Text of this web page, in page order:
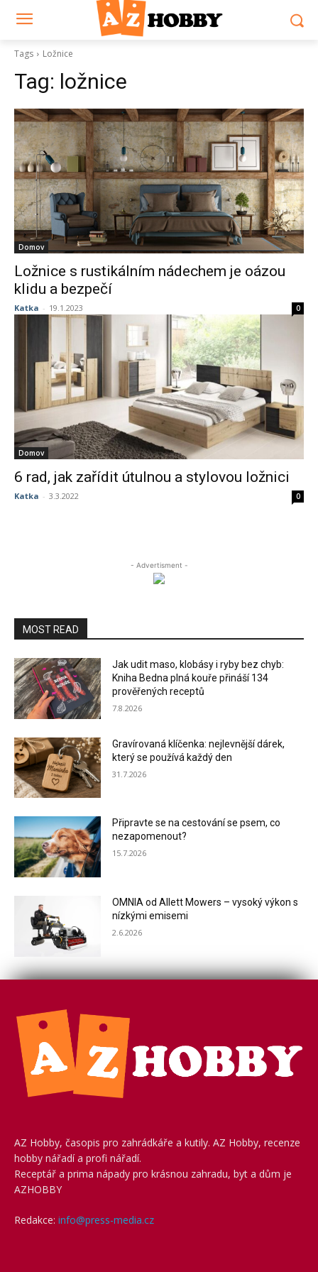
Tags Ložnice
Tag: ložnice
Domov
Ložnice s rustikálním nádechem je oázou
klidu a bezpečí
Katka - 19.1.2023 0
Domov
6 rad, jak zařídit útulnou a stylovou ložnici
Katka - 3.3.2022 0
- Advertisment -
MOST READ
Jak udit maso, klobásy i ryby bez chyb:
Kniha Bedna plná kouře přináší 134
prověřených receptů
7.8.2026
Gravírovaná klíčenka: nejlevnější dárek,
který se používá každý den
31.7.2026
Připravte se na cestování se psem, co
nezapomenout?
15.7.2026
OMNIA od Allett Mowers – vysoký výkon s
nízkými emisemi
2.6.2026
AZ Hobby, časopis pro zahrádkáře a kutily. AZ Hobby, recenze
hobby nářadí a profi nářadí.
Receptář a prima nápady pro krásnou zahradu, byt a dům je
AZHOBBY
Redakce: info@press-media.cz